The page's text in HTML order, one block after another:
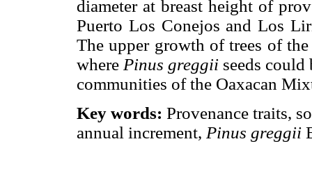
diameter at breast height of
Puerto Los Conejos and Los
The upper growth of trees of
wherePinus greggii seeds
communities of the Oaxacan
Key words: Provenance traits,
annual increment, Pinus greggii